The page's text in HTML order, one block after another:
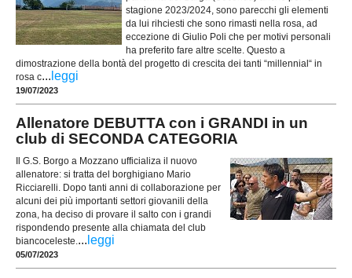
stagione 2023/2024, sono parecchi gli elementi
da lui rihciesti che sono rimasti nella rosa, ad
eccezione di Giulio Poli che per motivi personali
ha preferito fare altre scelte. Questo a
dimostrazione della bontà del progetto di crescita dei tanti “millennial“ in
rosa c... leggi
19/07/2023
Allenatore DEBUTTA con i GRANDI in un
club di SECONDA CATEGORIA
Il G.S. Borgo a Mozzano ufficializa il nuovo
allenatore: si tratta del borghigiano Mario
Ricciarelli. Dopo tanti anni di collaborazione per
alcuni dei più importanti settori giovanili della
zona, ha deciso di provare il salto con i grandi
rispondendo presente alla chiamata del club
biancoceleste.... leggi
05/07/2023